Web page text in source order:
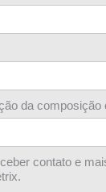
da composição
contato e